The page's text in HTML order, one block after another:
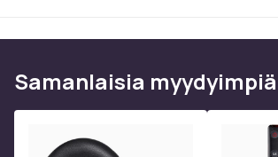
Samanlaisia ​​myydyimpiä